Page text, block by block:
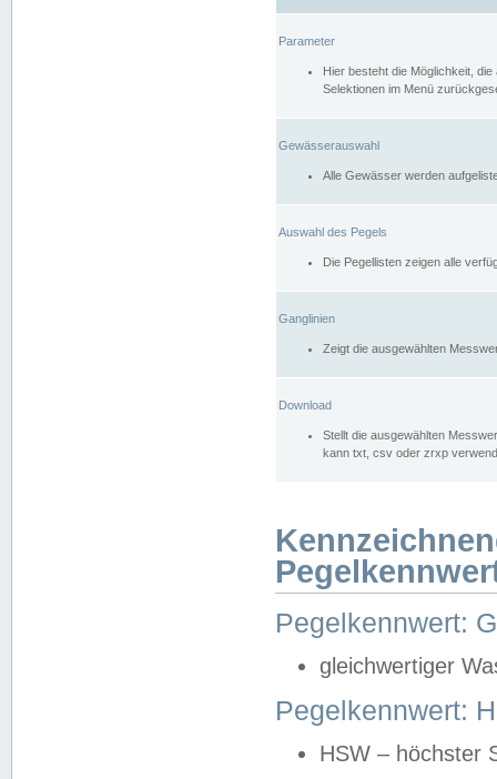
Parameter
Hier besteht die Möglichkeit,
Selektionen im Menü
Gewässerauswahl
Alle Gewässer werden
Auswahl des Pegels
Die Pegellisten zeigen alle
Ganglinien
Zeigt die ausgewählten
Download
Stellt die ausgewählten
kann txt, csv oder zrxp
Pegelkennwert:
gleichwertiger
Pegelkennwert:
HSW – höchster